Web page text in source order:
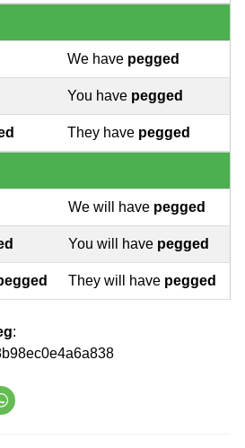
We have pegged
You have pegged
They have pegged
We will have pegged
You will have pegged
They will have pegged
: